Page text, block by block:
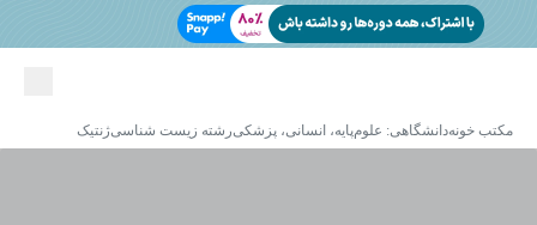
مکتب خونهدانشگاهی: علوم‌پایه، انسانی، پزشکیرشته زیست شناسیژنتیک